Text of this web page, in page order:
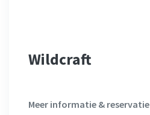
Wildcraft
Meer informatie & reservatie